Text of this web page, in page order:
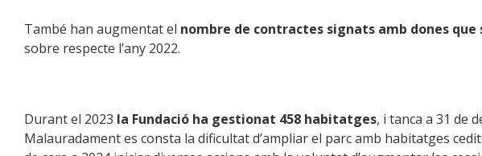
També han augmentat el nombre de contractes signats amb dones que
sobre respecte l’any 2022.
Durant el 2023 la Fundació ha gestionat 458 habitatges, i tanca a 31 de
Malauradament es consta la dificultat d’ampliar el parc amb habitatges